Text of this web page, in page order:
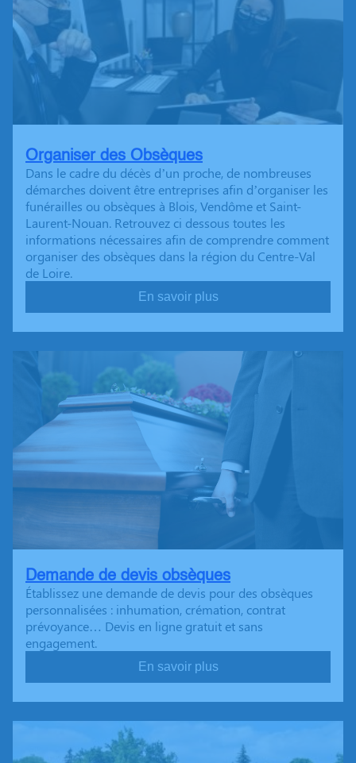
Organiser des Obsèques
Dans le cadre du décès d’un proche, de nombreuses
démarches doivent être entreprises afin d’organiser les
funérailles ou obsèques à Blois, Vendôme et Saint-
Laurent-Nouan. Retrouvez ci dessous toutes les
informations nécessaires afin de comprendre comment
organiser des obsèques dans la région du Centre-Val
de Loire.
En savoir plus
Demande de devis obsèques
Établissez une demande de devis pour des obsèques
personnalisées : inhumation, crémation, contrat
prévoyance… Devis en ligne gratuit et sans
engagement.
En savoir plus